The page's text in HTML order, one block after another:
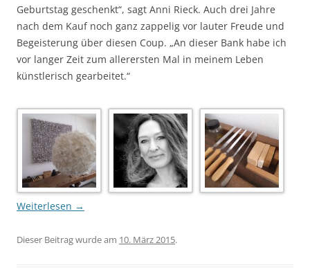
Geburtstag geschenkt“, sagt Anni Rieck. Auch drei Jahre
nach dem Kauf noch ganz zappelig vor lauter Freude und
Begeisterung über diesen Coup. „An dieser Bank habe ich
vor langer Zeit zum allerersten Mal in meinem Leben
künstlerisch gearbeitet.“
Weiterlesen →
Dieser Beitrag wurde am 10. März 2015.